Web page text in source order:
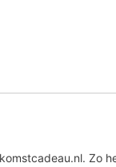
Zo